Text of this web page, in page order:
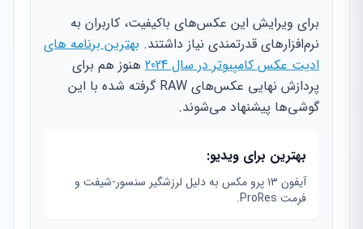
برای ویرایش این عکس‌های باکیفیت، کاربران به
نرم‌افزارهای قدرتمندی نیاز داشتند. بهترین برنامه های
ادیت عکس کامپیوتر در سال 2024
هنوز هم برای
پردازش نهایی عکس‌های RAW گرفته شده با این
گوشی‌ها پیشنهاد می‌شوند.
بهترین برای ویدیو:
آیفون ۱۳ پرو مکس به دلیل لرزشگیر سنسور-شیفت و
فرمت ProRes.